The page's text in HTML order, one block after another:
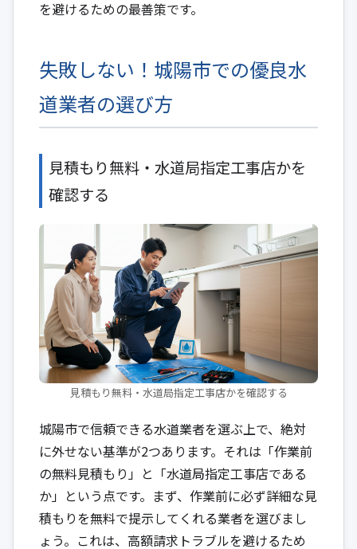
を避けるための最善策です。
失敗しない！城陽市での優良水
道業者の選び方
見積もり無料・水道局指定工事店かを
確認する
見積もり無料・水道局指定工事店かを確認する
城陽市で信頼できる水道業者を選ぶ上で、絶対
に外せない基準が2つあります。それは「作業前
の無料見積もり」と「水道局指定工事店である
か」という点です。まず、作業前に必ず詳細な見
積もりを無料で提示してくれる業者を選びまし
ょう。これは、高額請求トラブルを避けるため